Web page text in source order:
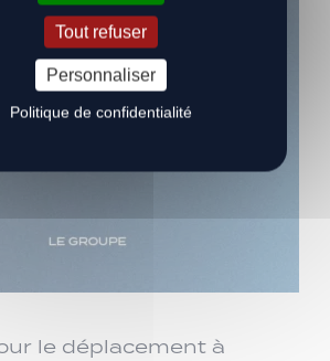
le déplacement à
Tout refuser
Personnaliser
Politique de confidentialité